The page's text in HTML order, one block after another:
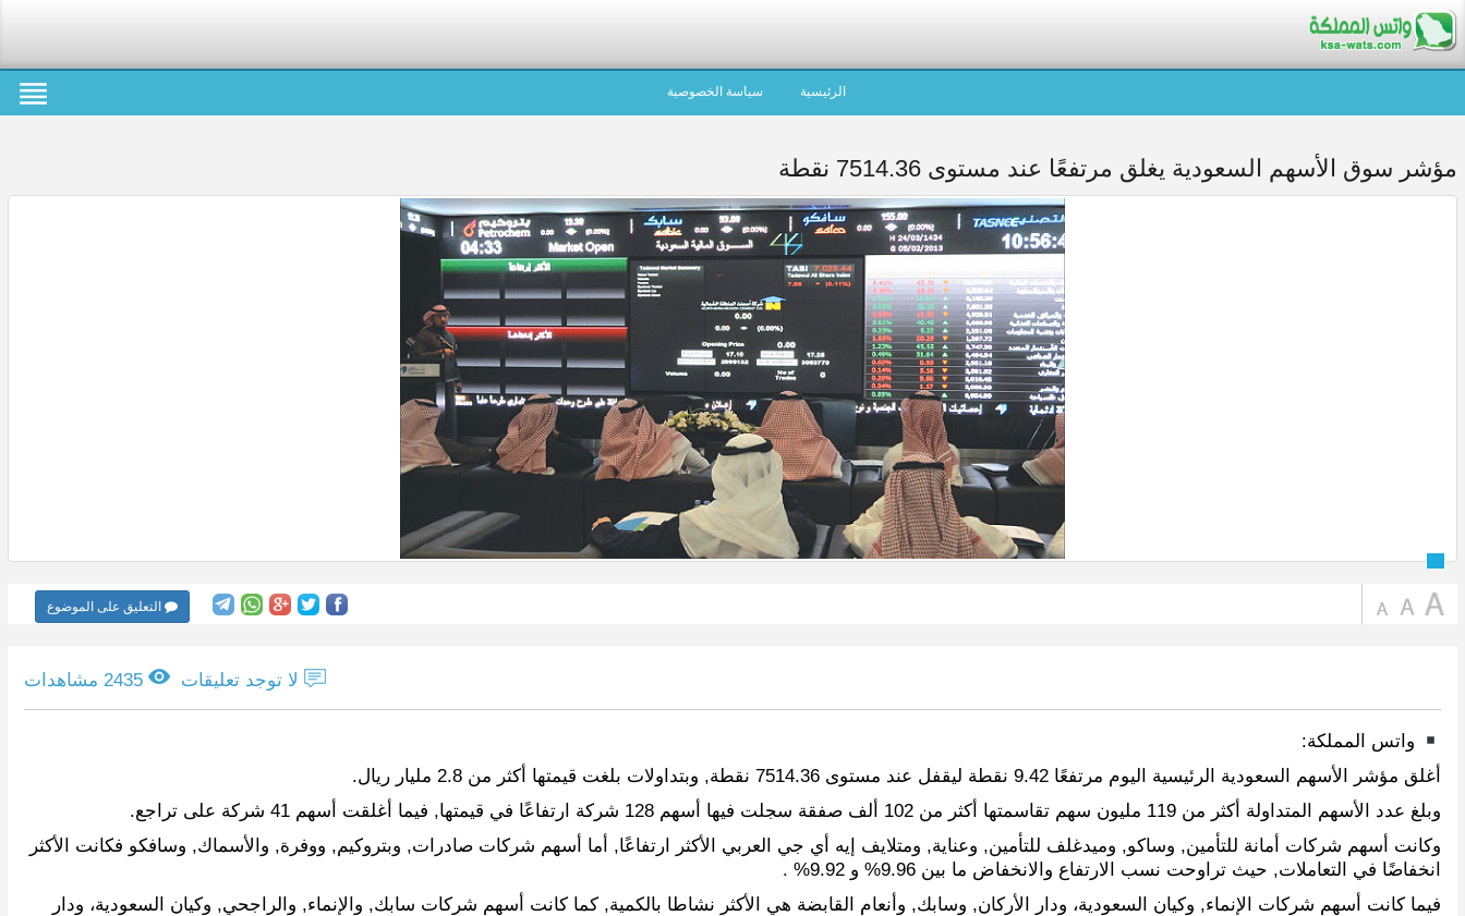
الرئيسية سياسة الخصوصية
مؤشر سوق الأسهم السعودية يغلق مرتفعًا عند مستوى 7514.36 نقطة
التعليق على الموضوع
لا توجد تعليقات 2435 مشاهدات
واتس المملكة:
أغلق مؤشر الأسهم السعودية الرئيسية اليوم مرتفعًا 9.42 نقطة ليقفل عند مستوى 7514.36 نقطة, وبتداولات بلغت قيمتها أكثر من 2.8 مليار ريال.
وبلغ عدد الأسهم المتداولة أكثر من 119 مليون سهم تقاسمتها أكثر من 102 ألف صفقة سجلت فيها أسهم 128 شركة ارتفاعًا في قيمتها, فيما أغلقت أسهم 41 شركة على تراجع.
وكانت أسهم شركات أمانة للتأمين, وساكو, وميدغلف للتأمين, وعناية, ومتلايف إيه أي جي العربي الأكثر ارتفاعًا, أما أسهم شركات صادرات, وبتروكيم, ووفرة, والأسماك, وسافكو فكانت الأكثر
انخفاضًا في التعاملات, حيث تراوحت نسب الارتفاع والانخفاض ما بين 9.96% و 9.92% .
فيما كانت أسهم شركات الإنماء, وكيان السعودية، ودار الأركان, وسابك, وأنعام القابضة هي الأكثر نشاطا بالكمية, كما كانت أسهم شركات سابك, والإنماء, والراجحي, وكيان السعودية، ودار